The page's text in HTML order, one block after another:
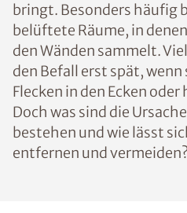
bringt. Besonders häufig
belüftete Räume, in
den Wänden sammelt.
den Befall erst spät,
Flecken in den Ecken
Doch was sind die
bestehen und wie lässt
entfernen und